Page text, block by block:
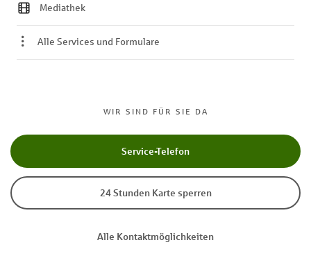
WIR SIND FÜR SIE DA
Service-Telefon
24 Stunden Karte sperren
Alle Kontaktmöglichkeiten
Mediathek
Alle Services und Formulare